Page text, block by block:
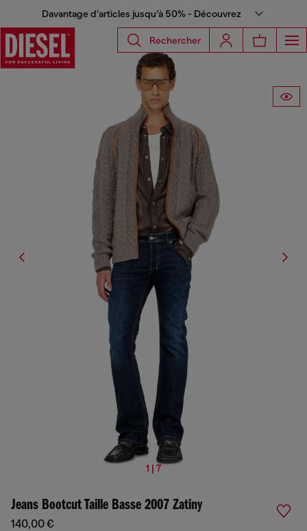
Davantage d’articles jusqu’à 50% - Découvrez
Rechercher
1 | 7
Jeans Bootcut Taille Basse 2007 Zatiny
140,00 €